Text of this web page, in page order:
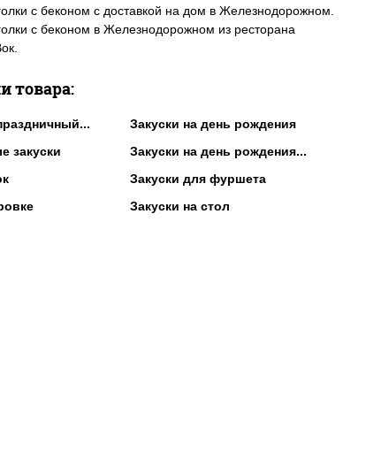
с беконом с доставкой на дом в Железнодорожном.
с беконом в Железнодорожном из ресторана
товара:
Закуски на день рождения
закуски
Закуски на день рождения...
Закуски для фуршета
Закуски на стол